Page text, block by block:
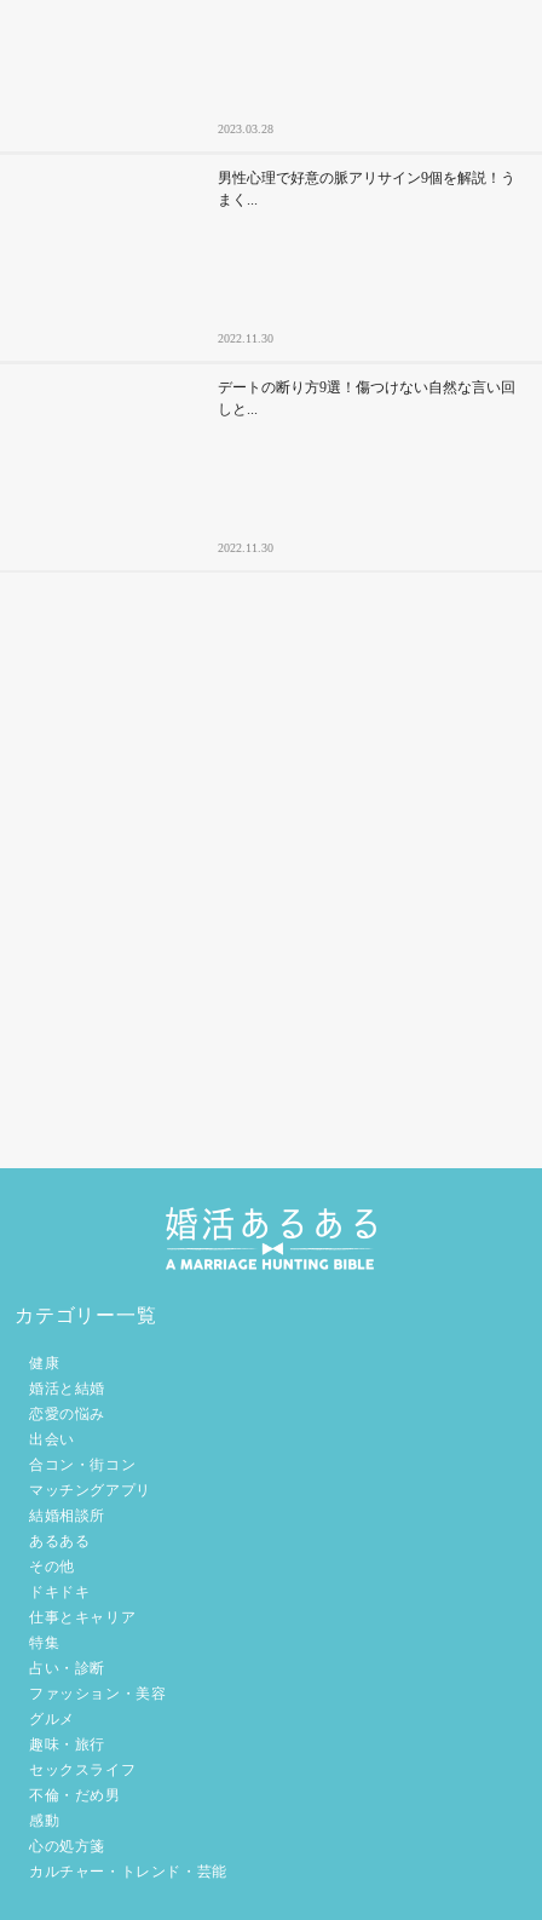
2023.03.28
男性心理で好意の脈アリサイン9個を解説！う
まく...
2022.11.30
デートの断り方9選！傷つけない自然な言い回
しと...
2022.11.30
カテゴリー一覧
健康
婚活と結婚
恋愛の悩み
出会い
合コン・街コン
マッチングアプリ
結婚相談所
あるある
その他
ドキドキ
仕事とキャリア
特集
占い・診断
ファッション・美容
グルメ
趣味・旅行
セックスライフ
不倫・だめ男
感動
心の処方箋
カルチャー・トレンド・芸能